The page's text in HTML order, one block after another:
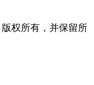
权所有，并保留所